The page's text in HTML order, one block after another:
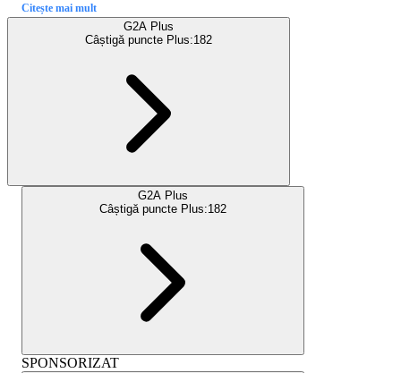
Citește mai mult
G2A Plus
Câștigă puncte Plus:182
G2A Plus
Câștigă puncte Plus:182
SPONSORIZAT